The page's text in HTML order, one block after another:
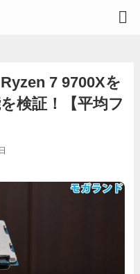
7 9700Xを
検証！【平均フ